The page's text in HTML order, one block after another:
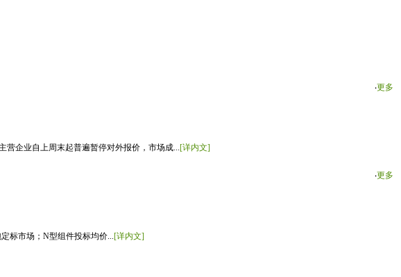
‧更多
营企业自上周末起普遍暂停对外报价，市场成...[详内文]
‧更多
标市场；N型组件投标均价... [详内文]